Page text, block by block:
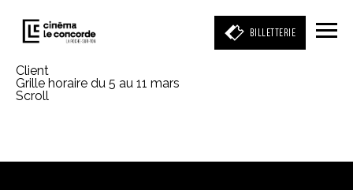
BILLETTERIE
Client
Grille horaire du 5 au 11 mars
Scroll